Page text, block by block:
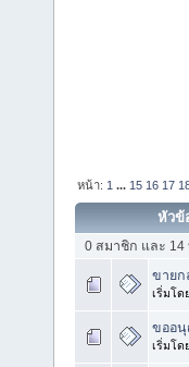
หน้า: 1 ... 15 16 17
หัวข้
0 สมาชิก และ
ขายก
เริ่มโด
ขออนุ
เริ่มโด